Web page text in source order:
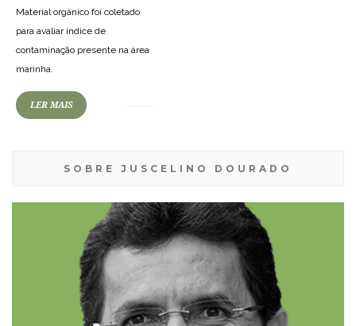
Material orgânico foi coletado
para avaliar índice de
contaminação presente na área
marinha.
LER MAIS
SOBRE JUSCELINO DOURADO